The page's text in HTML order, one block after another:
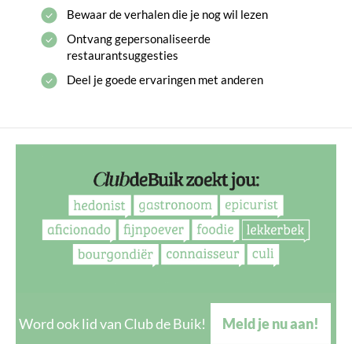
Bewaar de verhalen die je nog wil lezen
Ontvang gepersonaliseerde
restaurantsuggesties
Deel je goede ervaringen met anderen
Word ook lid van Club de Buik! Meld je nu aan!